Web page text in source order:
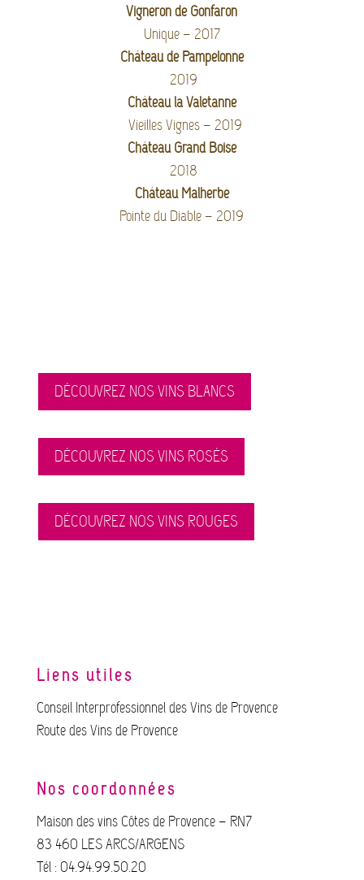
Vigneron de Gonfaron
Unique – 2017
Château de Pampelonne
2019
Château la Valetanne
Vieilles Vignes – 2019
Château Grand Boise
2018
Château Malherbe
Pointe du Diable – 2019
DÉCOUVREZ NOS VINS BLANCS
DÉCOUVREZ NOS VINS ROSÉS
DÉCOUVREZ NOS VINS ROUGES
Liens utiles
Conseil Interprofessionnel des Vins de Provence
Route des Vins de Provence
Nos coordonnées
Maison des vins Côtes de Provence – RN7
83 460 LES ARCS/ARGENS
Tél : 04.94.99.50.20